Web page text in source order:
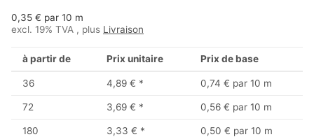
0,35 € par 10 m
excl. 19% TVA , plus Livraison
à partir de Prix unitaire Prix de base
36 4,89 € * 0,74 € par 10 m
72 3,69 € * 0,56 € par 10 m
180 3,33 € * 0,50 € par 10 m